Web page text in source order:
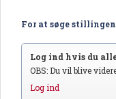
For at søge
Log ind hvis du
OBS: Du vil blive
Log ind